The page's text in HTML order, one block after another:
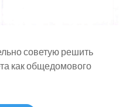
советую решить
как общедомового